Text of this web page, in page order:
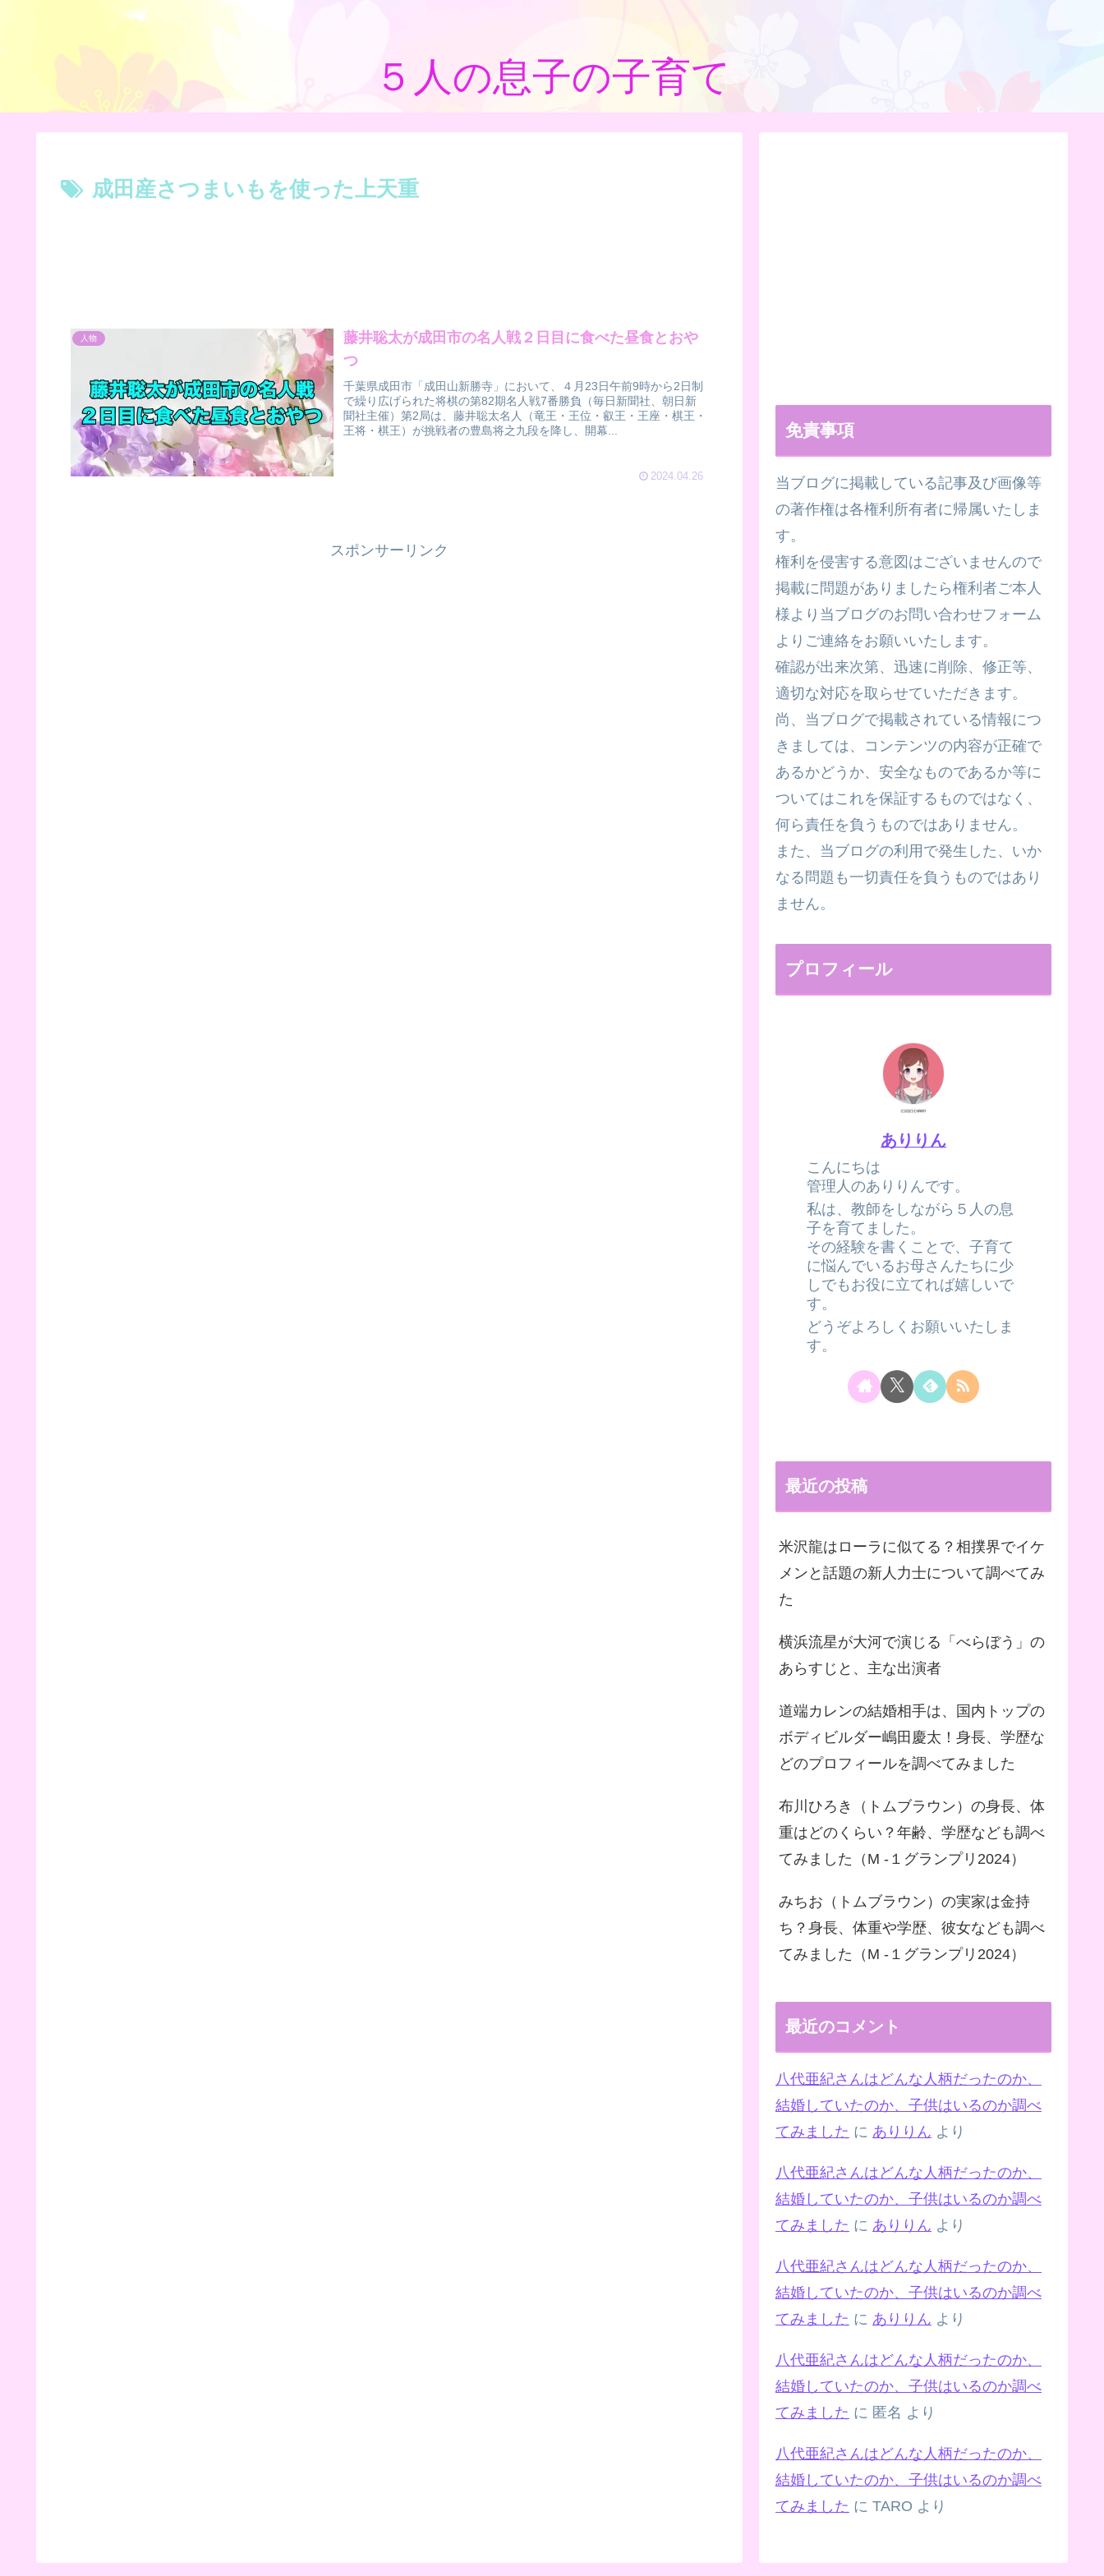
５人の息子の子育て
成田産さつまいもを使った上天重
人物
藤井聡太が成田市の名人戦２日目に食べた昼食とおや
つ
千葉県成田市「成田山新勝寺」において、４月23日午前9時から2日制
で繰り広げられた将棋の第82期名人戦7番勝負（毎日新聞社、朝日新
聞社主催）第2局は、藤井聡太名人（竜王・王位・叡王・王座・棋王・
王将・棋王）が挑戦者の豊島将之九段を降し、開幕...
2024.04.26
スポンサーリンク
免責事項
当ブログに掲載している記事及び画像等
の著作権は各権利所有者に帰属いたしま
す。
権利を侵害する意図はございませんので
掲載に問題がありましたら権利者ご本人
様より当ブログのお問い合わせフォーム
よりご連絡をお願いいたします。
確認が出来次第、迅速に削除、修正等、
適切な対応を取らせていただきます。
尚、当ブログで掲載されている情報につ
きましては、コンテンツの内容が正確で
あるかどうか、安全なものであるか等に
ついてはこれを保証するものではなく、
何ら責任を負うものではありません。
また、当ブログの利用で発生した、いか
なる問題も一切責任を負うものではあり
ません。
プロフィール
ありりん
こんにちは
管理人のありりんです。
私は、教師をしながら５人の息
子を育てました。
その経験を書くことで、子育て
に悩んでいるお母さんたちに少
しでもお役に立てれば嬉しいで
す。
どうぞよろしくお願いいたしま
す。
最近の投稿
米沢龍はローラに似てる？相撲界でイケ
メンと話題の新人力士について調べてみ
た
横浜流星が大河で演じる「べらぼう」の
あらすじと、主な出演者
道端カレンの結婚相手は、国内トップの
ボディビルダー嶋田慶太！身長、学歴な
どのプロフィールを調べてみました
布川ひろき（トムブラウン）の身長、体
重はどのくらい？年齢、学歴なども調べ
てみました（M -１グランプリ2024）
みちお（トムブラウン）の実家は金持
ち？身長、体重や学歴、彼女なども調べ
てみました（M -１グランプリ2024）
最近のコメント
八代亜紀さんはどんな人柄だったのか、
結婚していたのか、子供はいるのか調べ
てみました に ありりん より
八代亜紀さんはどんな人柄だったのか、
結婚していたのか、子供はいるのか調べ
てみました に ありりん より
八代亜紀さんはどんな人柄だったのか、
結婚していたのか、子供はいるのか調べ
てみました に ありりん より
八代亜紀さんはどんな人柄だったのか、
結婚していたのか、子供はいるのか調べ
てみました に 匿名 より
八代亜紀さんはどんな人柄だったのか、
結婚していたのか、子供はいるのか調べ
てみました に TARO より